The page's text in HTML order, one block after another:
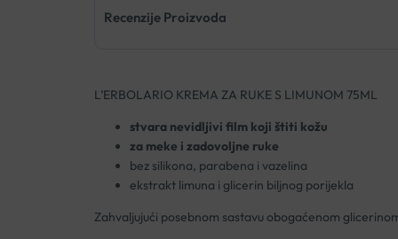
Recenzije Proizvoda
L’ERBOLARIO KREMA ZA RUKE S LIMUNOM 75ML
stvara nevidljivi film koji štiti kožu
za meke i zadovoljne ruke
bez silikona, parabena i vazelina
ekstrakt limuna i glicerin biljnog porijekla
Zahvaljujući posebnom sastavu obogaćenom